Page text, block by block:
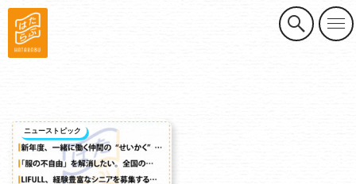
ニューストピック